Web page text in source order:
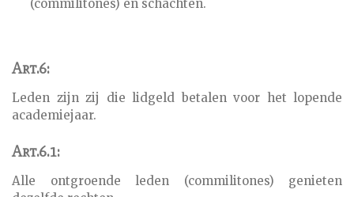
(commilitones) en schachten.
Art.6:
Leden zijn zij die lidgeld betalen voor het lopende
academiejaar.
Art.6.1:
Alle ontgroende leden (commilitones) genieten